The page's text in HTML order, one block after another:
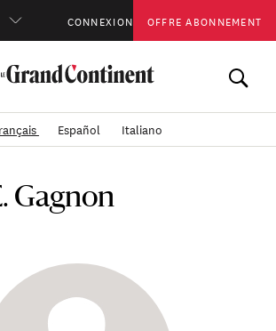
CONNEXION OFFRE ABONNEMENT
Español Italiano
Gagnon